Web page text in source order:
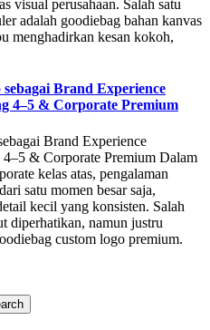
visual perusahaan. Salah satu
adalah goodiebag bahan kanvas
menghadirkan kesan kokoh,
Brand Experience
4–5 & Corporate Premium
Brand Experience
& Corporate Premium Dalam
kelas atas, pengalaman
satu momen besar saja,
kecil yang konsisten. Salah
diperhatikan, namun justru
custom logo premium.